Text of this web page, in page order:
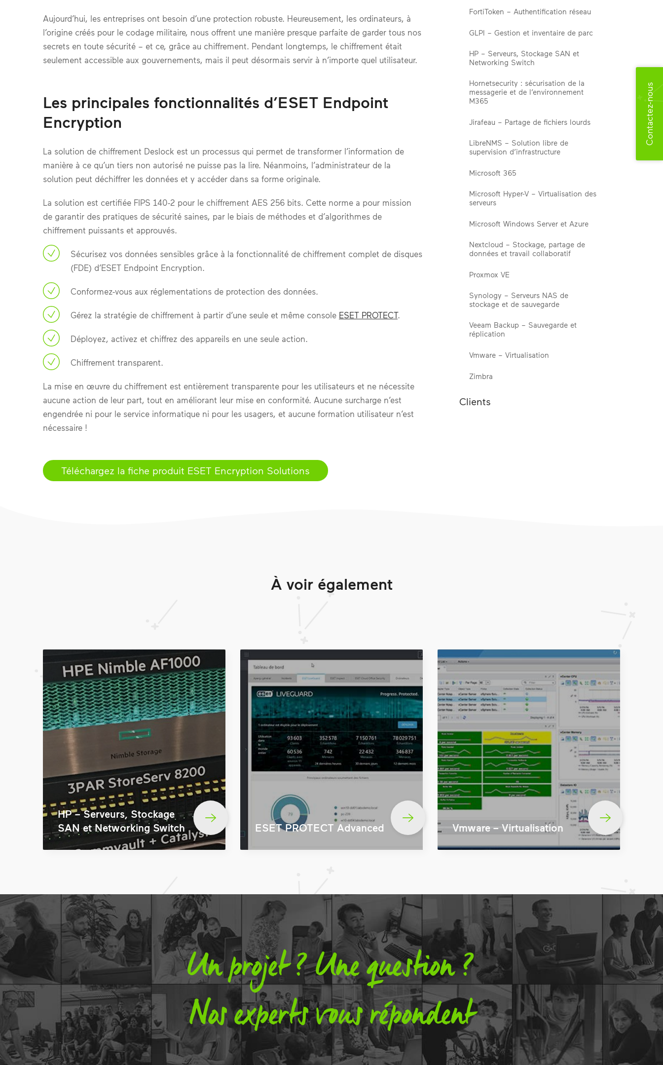
Contactez-nous
Aujourd’hui, les entreprises ont besoin d’une protection robuste. Heureusement, les ordinateurs, à
l’origine créés pour le codage militaire, nous offrent une manière presque parfaite de garder tous nos
secrets en toute sécurité – et ce, grâce au chiffrement. Pendant longtemps, le chiffrement était
seulement accessible aux gouvernements, mais il peut désormais servir à n’importe quel utilisateur.
Les principales fonctionnalités d’ESET Endpoint
Encryption
La solution de chiffrement Deslock est un processus qui permet de transformer l’information de
manière à ce qu’un tiers non autorisé ne puisse pas la lire. Néanmoins, l’administrateur de la
solution peut déchiffrer les données et y accéder dans sa forme originale.
La solution est certifiée FIPS 140-2 pour le chiffrement AES 256 bits. Cette norme a pour mission
de garantir des pratiques de sécurité saines, par le biais de méthodes et d’algorithmes de
chiffrement puissants et approuvés.
Sécurisez vos données sensibles grâce à la fonctionnalité de chiffrement complet de disques
(FDE) d’ESET Endpoint Encryption.
Conformez-vous aux réglementations de protection des données.
Gérez la stratégie de chiffrement à partir d’une seule et même console ESET PROTECT.
Déployez, activez et chiffrez des appareils en une seule action.
Chiffrement transparent.
La mise en œuvre du chiffrement est entièrement transparente pour les utilisateurs et ne nécessite
aucune action de leur part, tout en améliorant leur mise en conformité. Aucune surcharge n’est
engendrée ni pour le service informatique ni pour les usagers, et aucune formation utilisateur n’est
nécessaire !
Téléchargez la fiche produit ESET Encryption Solutions
FortiToken – Authentification réseau
GLPI – Gestion et inventaire de parc
HP – Serveurs, Stockage SAN et
Networking Switch
Hornetsecurity : sécurisation de la
messagerie et de l’environnement
M365
Jirafeau – Partage de fichiers lourds
LibreNMS – Solution libre de
supervision d’infrastructure
Microsoft 365
Microsoft Hyper-V – Virtualisation des
serveurs
Microsoft Windows Server et Azure
Nextcloud – Stockage, partage de
données et travail collaboratif
Proxmox VE
Synology – Serveurs NAS de
stockage et de sauvegarde
Veeam Backup – Sauvegarde et
réplication
Vmware – Virtualisation
Zimbra
Clients
À voir également
HP – Serveurs, Stockage
SAN et Networking Switch
ESET PROTECT Advanced Vmware – Virtualisation
Un projet ? Une question ?
Nos experts vous répondent